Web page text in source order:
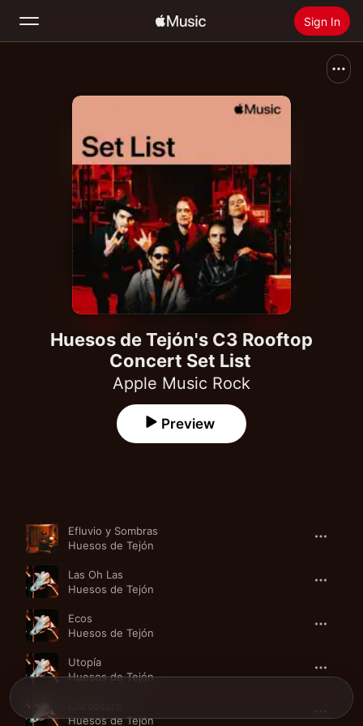
Sign In
Radio
Install Apple Music
Huesos de Tejón's C3 Rooftop
Concert Set List
Apple Music Rock
Preview
Efluvio y Sombras
Huesos de Tejón
Las Oh Las
Huesos de Tejón
Ecos
Huesos de Tejón
Utopía
Huesos de Tejón
Huesos de Tejón